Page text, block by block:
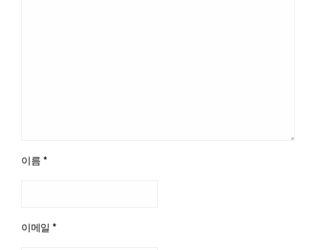
이름 *
이메일 *